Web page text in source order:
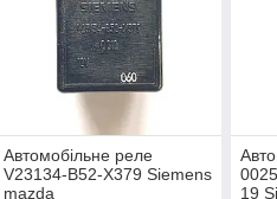
Автомобільне реле
V23134-B52-X379 Siemens
mazda
19